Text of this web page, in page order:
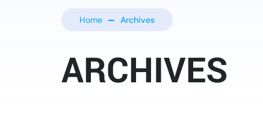
Home Archives
ARCHIVES